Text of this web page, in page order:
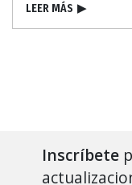
LEER MÁS ▶
Inscríbete